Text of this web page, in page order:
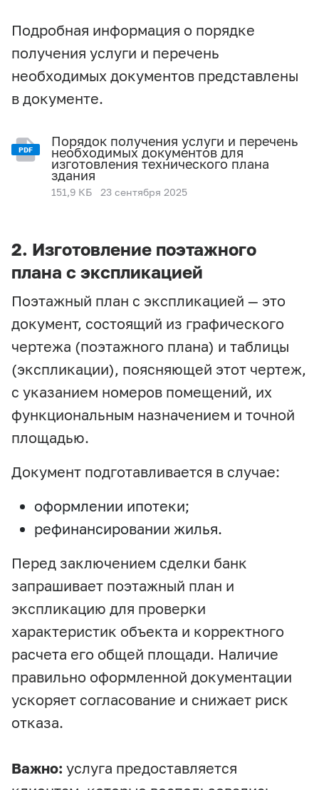
Подробная информация о порядке
получения услуги и перечень
необходимых документов представлены
в документе.
PDF
Порядок получения услуги и перечень
необходимых документов для
изготовления технического плана
здания
151,9 КБ 23 сентября 2025
2. Изготовление поэтажного
плана с экспликацией
Поэтажный план с экспликацией — это
документ, состоящий из графического
чертежа (поэтажного плана) и таблицы
(экспликации), поясняющей этот чертеж,
с указанием номеров помещений, их
функциональным назначением и точной
площадью.
Документ подготавливается в случае:
оформлении ипотеки;
рефинансировании жилья.
Перед заключением сделки банк
запрашивает поэтажный план и
экспликацию для проверки
характеристик объекта и корректного
расчета его общей площади. Наличие
правильно оформленной документации
ускоряет согласование и снижает риск
отказа.
Важно: услуга предоставляется